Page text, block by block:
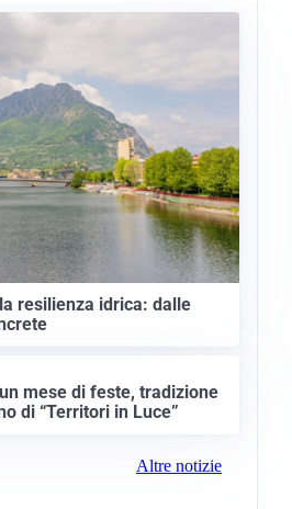
resilienza idrica: dalle
mese di feste, tradizione
di “Territori in Luce”
Altre notizie